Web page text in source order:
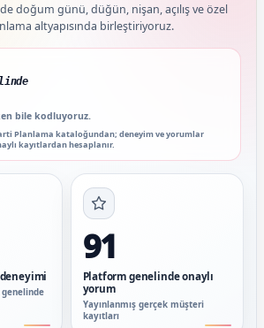
doğum günü, düğün, nişan, açılış ve özel
altyapısında birleştiriyoruz.
onaylı yorum
bile kodluyoruz.
Planlama kataloğundan; deneyim ve yorumlar
kayıtlardan hesaplanır.
Baba ağı hizmet deneyimi; 91 platform genelinde
genelinde
91
Platform genelinde onaylı
yorum
Yayınlanmış gerçek müşteri
kayıtları